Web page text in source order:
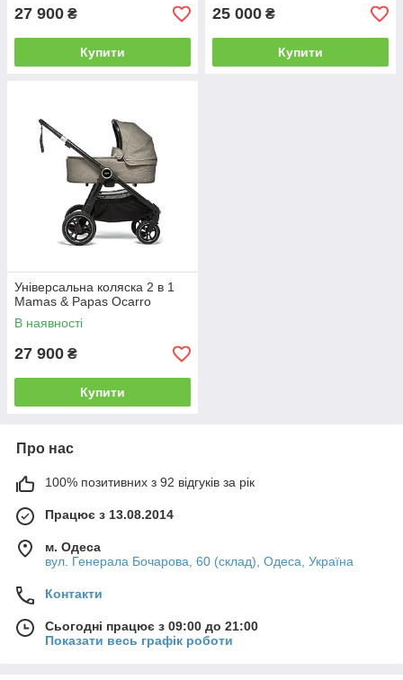
27 900 ₴
Купити
25 000 ₴
Купити
Універсальна коляска 2 в 1
Mamas & Papas Ocarro
В наявності
27 900 ₴
Купити
Про нас
100% позитивних з 92 відгуків за рік
Працює з 13.08.2014
м. Одеса
вул. Генерала Бочарова, 60 (склад), Одеса, Україна
Контакти
Сьогодні працює з 09:00 до 21:00
Показати весь графік роботи